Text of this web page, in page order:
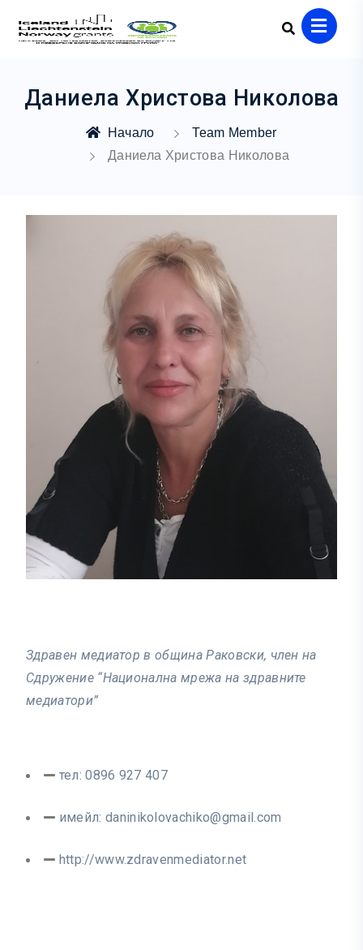
Даниела Христова Николова
Начало
Team Member
Даниела Христова Николова
Здравен медиатор в община Раковски, член на
Сдружение “Национална мрежа на здравните
медиатори”
тел: 0896 927 407
имейл: daninikolovachiko@gmail.com
http://www.zdravenmediator.net